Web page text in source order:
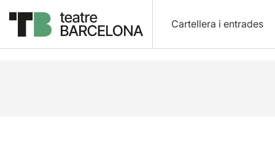
Cartellera i entrades